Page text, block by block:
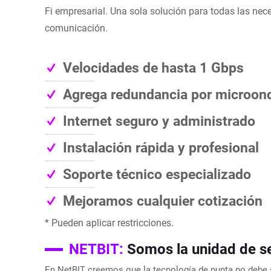
Fi empresarial. Una sola solución para todas las
comunicación.
Velocidades de hasta 1 Gbps
Agrega redundancia por
Internet seguro y administrado
Instalación rápida y profesional
Soporte técnico especializado
Mejoramos cualquier cotización
* Pueden aplicar restricciones.
NETBIT: Somos la unidad de